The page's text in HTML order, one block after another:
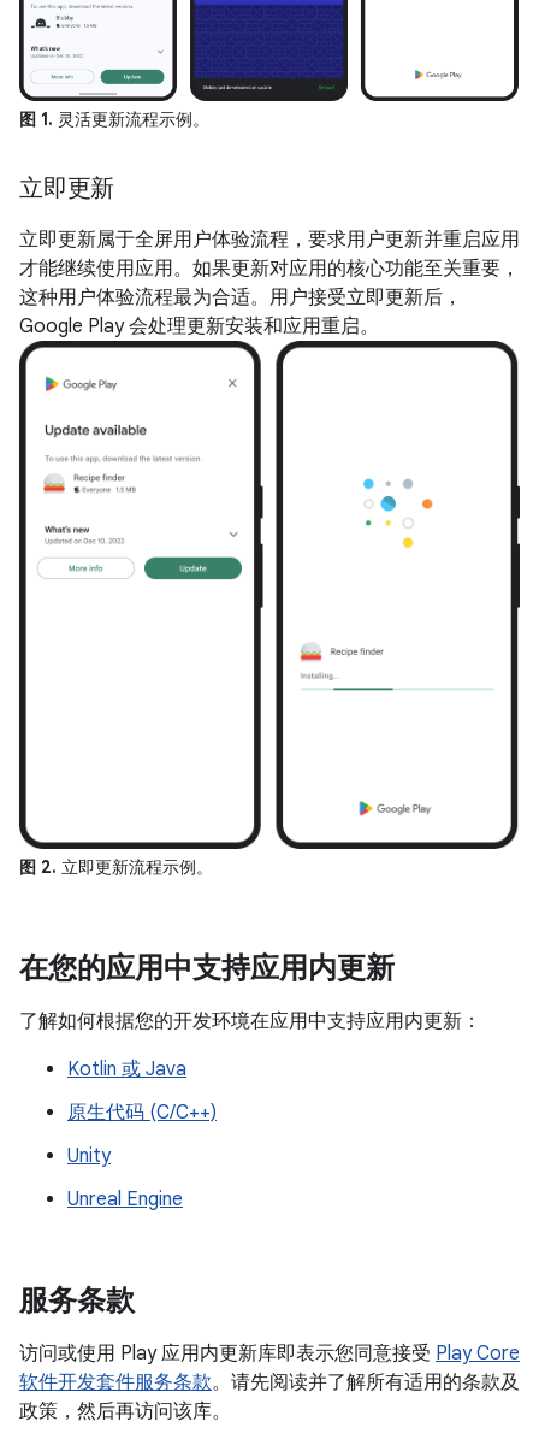
图 1. 灵活更新流程示例。
立即更新
立即更新属于全屏用户体验流程，要求用户更新并重启应用
才能继续使用应用。如果更新对应用的核心功能至关重要，
这种用户体验流程最为合适。用户接受立即更新后，
Google Play 会处理更新安装和应用重启。
图 2. 立即更新流程示例。
在您的应用中支持应用内更新
了解如何根据您的开发环境在应用中支持应用内更新：
Kotlin 或 Java
原生代码 (C/C++)
Unity
Unreal Engine
服务条款
访问或使用 Play 应用内更新库即表示您同意接受 Play Core
软件开发套件服务条款。请先阅读并了解所有适用的条款及
政策，然后再访问该库。